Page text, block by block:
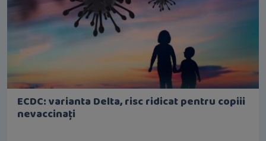
ECDC: varianta Delta, risc ridicat pentru copiii
nevaccinați